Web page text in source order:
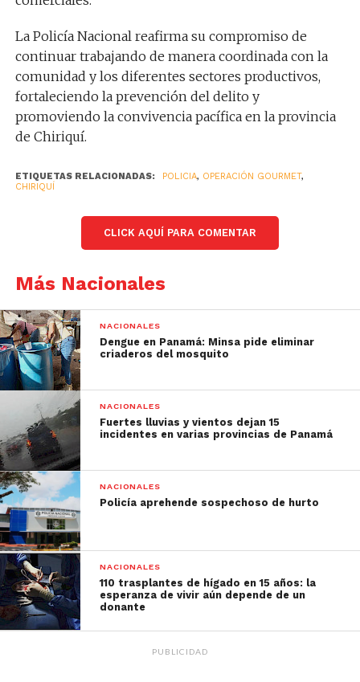
La Policía Nacional reafirma su compromiso de
continuar trabajando de manera coordinada con la
comunidad y los diferentes sectores productivos,
fortaleciendo la prevención del delito y
promoviendo la convivencia pacífica en la provincia
de Chiriquí.
ETIQUETAS RELACIONADAS: POLICIA, OPERACIÓN GOURMET,
CHIRIQUÍ
CLICK AQUÍ PARA COMENTAR
Más Nacionales
NACIONALES
Dengue en Panamá: Minsa pide eliminar
criaderos del mosquito
NACIONALES
Fuertes lluvias y vientos dejan 15
incidentes en varias provincias de Panamá
NACIONALES
Policía aprehende sospechoso de hurto
NACIONALES
110 trasplantes de hígado en 15 años: la
esperanza de vivir aún depende de un
donante
PUBLICIDAD